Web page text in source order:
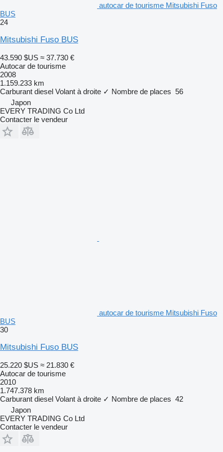
autocar de tourisme Mitsubishi Fuso
BUS
24
Mitsubishi Fuso BUS
43.590 $US ≈ 37.730 €
Autocar de tourisme
2008
1.159.233 km
Carburant diesel Volant à droite ✓ Nombre de places 56
Japon
EVERY TRADING Co Ltd
Contacter le vendeur
autocar de tourisme Mitsubishi Fuso
BUS
30
Mitsubishi Fuso BUS
25.220 $US ≈ 21.830 €
Autocar de tourisme
2010
1.747.378 km
Carburant diesel Volant à droite ✓ Nombre de places 42
Japon
EVERY TRADING Co Ltd
Contacter le vendeur